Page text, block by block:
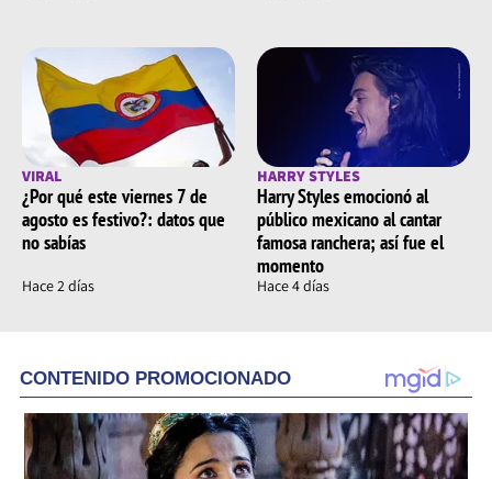
VIRAL
¿Por qué este viernes 7 de
agosto es festivo?: datos que
no sabías
Hace 2 días
HARRY STYLES
Harry Styles emocionó al
público mexicano al cantar
famosa ranchera; así fue el
momento
Hace 4 días